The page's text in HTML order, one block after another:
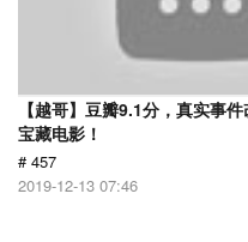
【越哥】豆瓣9.1分，真实事
宝藏电影！
# 457
2019-12-13 07:46